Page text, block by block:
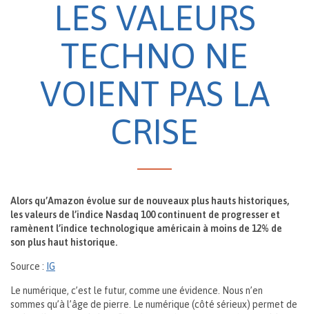
LES VALEURS
TECHNO NE
VOIENT PAS LA
CRISE
Alors qu’Amazon évolue sur de nouveaux plus hauts historiques,
les valeurs de l’indice Nasdaq 100 continuent de progresser et
ramènent l’indice technologique américain à moins de 12% de
son plus haut historique.
Source : IG
Le numérique, c’est le futur, comme une évidence. Nous n’en
sommes qu’à l’âge de pierre. Le numérique (côté sérieux) permet de